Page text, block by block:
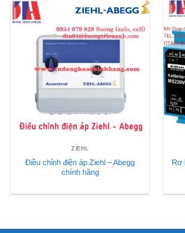
ZIEHL
Điều chỉnh điện áp Ziehl – Abegg
chính hãng
Rơ